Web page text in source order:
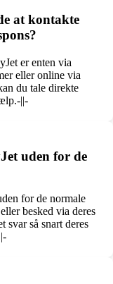
at kontakte
er enten via
eller online via
du tale direkte
||-
uden for de
for de normale
besked via deres
svar så snart deres